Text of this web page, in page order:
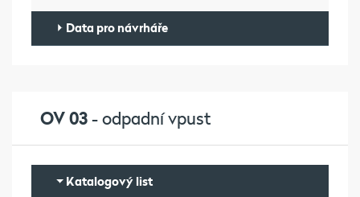
Data pro návrháře
OV 03- odpadní vpust
Katalogový list